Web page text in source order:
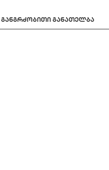
განგრძობითი განათელბა